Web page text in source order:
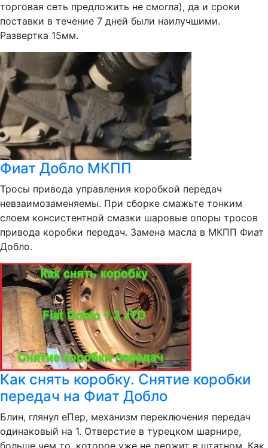
торговая сеть предложить не смогла), да и сроки
поставки в течение 7 дней были наилучшими.
Развертка 15мм.
Фиат Добло МКПП
Тросы привода управления коробкой передач
невзаимозаменяемы. При сборке смажьте тонким
слоем консистентной смазки шаровые опоры тросов
привода коробки передач. Замена масла в МКПП Фиат
Добло.
Как снять коробку. Снятие коробки
передач на Фиат Добло
Блин, глянул еПер, механизм переключения передач
одинаковый на 1. Отверстие в турецком шарнире,
больше чем то, которое уже не держит в штатном. Как